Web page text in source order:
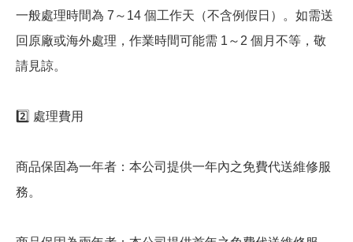
一般處理時間為 7～14 個工作天（不含例假日）。如需送
回原廠或海外處理，作業時間可能需 1～2 個月不等，敬
請見諒。
2️⃣ 處理費用
商品保固為一年者：本公司提供一年內之免費代送維修服
務。